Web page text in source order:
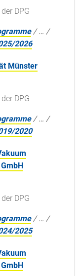
DPG
/… /
2026
Münster
DPG
/… /
2020
DPG
/… /
2025